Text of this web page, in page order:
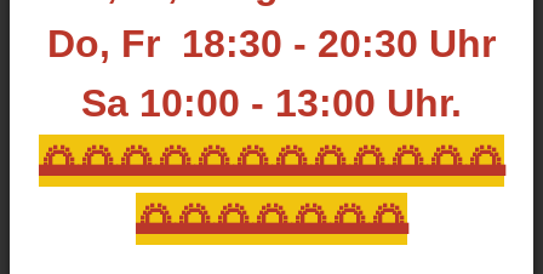
Do, Fr 18:30 - 20:30 Uhr
Sa 10:00 - 13:00 Uhr.
🌅🌅🌅🌅🌅🌅🌅🌅🌅🌅🌅🌅
🌅🌅🌅🌅🌅🌅🌅